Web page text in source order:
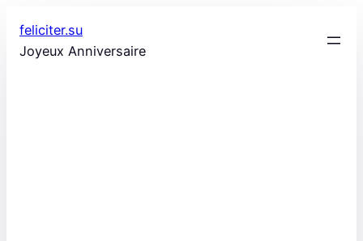
au
contenu
feliciter.su
Joyeux Anniversaire